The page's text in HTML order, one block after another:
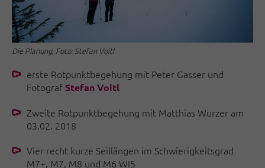
Die Planung, Foto: Stefan Voitl
erste Rotpunktbegehung mit Peter Gasser und
Fotograf Stefan Voitl
Zweite Rotpunktbegehung mit Matthias Wurzer am
03.02. 2018
Vier recht kurze Seillängen im Schwierigkeitsgrad
M7+, M7, M8 und M6 WI5